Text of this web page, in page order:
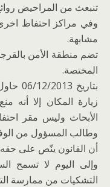
تنبعث من المراحيض
وفي مراكز احتفاظ
مشابهة.
تضم منطقة الأمن
المختصة.
زيارة المكان إلا أنه
الأبحاث وليس مقر
وطالب المسؤول من
أن القانون ينّص على حقه
وإلى اليوم لا تسمح
التشكيات من ممارسة